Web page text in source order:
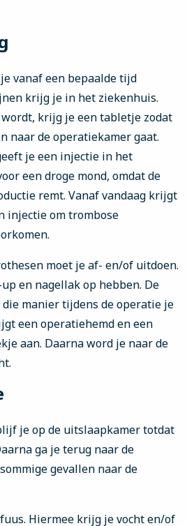
vanaf een bepaalde tijd
krijg je in het ziekenhuis.
krijg je een tabletje zodat
naar de operatiekamer gaat.
je een injectie in het
een droge mond, omdat de
remt. Vanaf vandaag krijgt
injectie om trombose
moet je af- en/of uitdoen.
up en nagellak op hebben. De
manier tijdens de operatie je
een operatiehemd en een
aan. Daarna word je naar de
je op de uitslaapkamer totdat
ga je terug naar de
gevallen naar de
Hiermee krijg je vocht en/of